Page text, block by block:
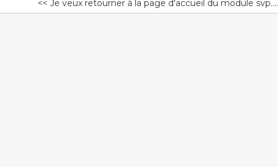
<< Je veux retourner à la page d'accueil du module svp....